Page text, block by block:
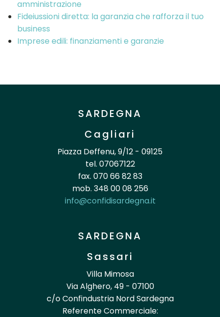
amministrazione
Fideiussioni diretta: la garanzia che rafforza il tuo
business
Imprese edili: finanziamenti e garanzie
SARDEGNA
Cagliari
Piazza Deffenu, 9/12 - 09125
tel. 07067122
fax. 070 66 82 83
mob. 348 00 08 256
info@confidisardegna.it
SARDEGNA
Sassari
Villa Mimosa
Via Alghero, 49 - 07100
c/o Confindustria Nord Sardegna
Referente Commerciale: